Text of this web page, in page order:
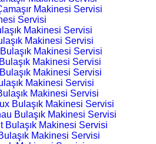
Makinesi Servisi
Servisi
Makinesi Servisi
Makinesi Servisi
Makinesi Servisi
Makinesi Servisi
Makinesi Servisi
Makinesi Servisi
Makinesi Servisi
Bulaşık Makinesi Servisi
Bulaşık Makinesi Servisi
Bulaşık Makinesi Servisi
Makinesi Servisi